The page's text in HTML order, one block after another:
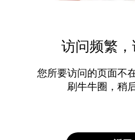
访问频繁
您所要访问的页面不
刷牛牛圈，稍